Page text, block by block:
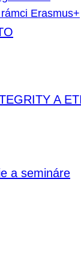
Erasmus+
A
a semináre